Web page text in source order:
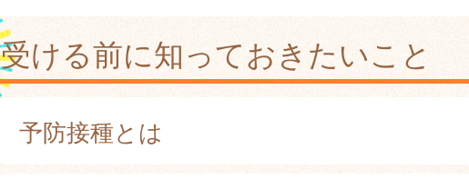
受ける前に知っておきたいこと
予防接種とは